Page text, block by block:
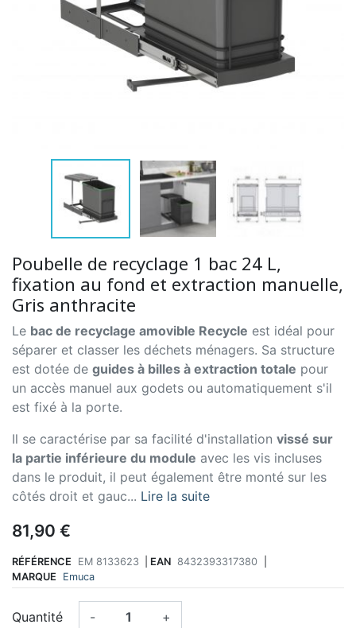
Poubelle de recyclage 1 bac 24 L,
fixation au fond et extraction manuelle,
Gris anthracite
Le bac de recyclage amovible Recycle est idéal pour
séparer et classer les déchets ménagers. Sa structure
est dotée de guides à billes à extraction totale pour
un accès manuel aux godets ou automatiquement s'il
est fixé à la porte.
Il se caractérise par sa facilité d'installation vissé sur
la partie inférieure du module avec les vis incluses
dans le produit, il peut également être monté sur les
côtés droit et gauc... Lire la suite
81,90 €
RÉFÉRENCE EM 8133623 EAN 8432393317380
MARQUE
Emuca
Quantité - +